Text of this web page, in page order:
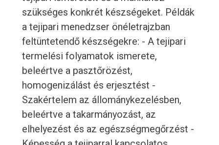
szükséges konkrét készségeket. Példák
a tejipari menedzser önéletrajzban
feltüntetendő készségekre: - A tejipari
termelési folyamatok ismerete,
beleértve a pasztőrözést,
homogenizálást és erjesztést -
Szakértelem az állománykezelésben,
beleértve a takarmányozást, az
elhelyezést és az egészségmegőrzést -